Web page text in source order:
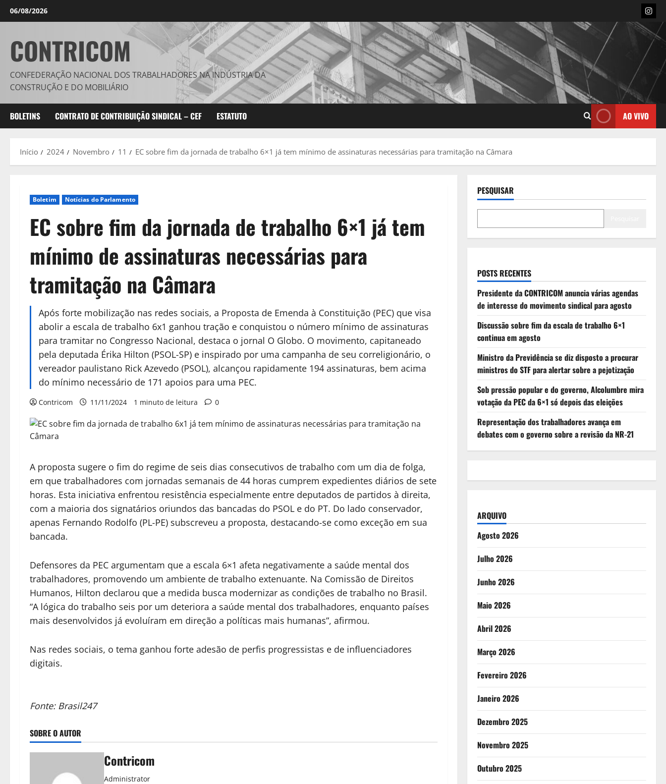
conteúdo
06/08/2026
CONTRICOM
CONFEDERAÇÃO NACIONAL DOS TRABALHADORES NA INDÚSTRIA DA
CONSTRUÇÃO E DO MOBILIÁRIO
BOLETINS CONTRATO DE CONTRIBUIÇÃO SINDICAL – CEF ESTATUTO AO VIVO
Início 2024 Novembro 11 EC sobre fim da jornada de trabalho 6×1 já tem mínimo de assinaturas necessárias para tramitação na Câmara
Boletim Notícias do Parlamento
EC sobre fim da jornada de trabalho 6×1 já tem
mínimo de assinaturas necessárias para
tramitação na Câmara
Após forte mobilização nas redes sociais, a Proposta de Emenda à Constituição (PEC) que visa
abolir a escala de trabalho 6x1 ganhou tração e conquistou o número mínimo de assinaturas
para tramitar no Congresso Nacional, destaca o jornal O Globo. O movimento, capitaneado
pela deputada Érika Hilton (PSOL-SP) e inspirado por uma campanha de seu correligionário, o
vereador paulistano Rick Azevedo (PSOL), alcançou rapidamente 194 assinaturas, bem acima
do mínimo necessário de 171 apoios para uma PEC.
Contricom 11/11/2024 1 minuto de leitura 0
A proposta sugere o fim do regime de seis dias consecutivos de trabalho com um dia de folga,
em que trabalhadores com jornadas semanais de 44 horas cumprem expedientes diários de sete
horas. Esta iniciativa enfrentou resistência especialmente entre deputados de partidos à direita,
com a maioria dos signatários oriundos das bancadas do PSOL e do PT. Do lado conservador,
apenas Fernando Rodolfo (PL-PE) subscreveu a proposta, destacando-se como exceção em sua
bancada.
Defensores da PEC argumentam que a escala 6×1 afeta negativamente a saúde mental dos
trabalhadores, promovendo um ambiente de trabalho extenuante. Na Comissão de Direitos
Humanos, Hilton declarou que a medida busca modernizar as condições de trabalho no Brasil.
“A lógica do trabalho seis por um deteriora a saúde mental dos trabalhadores, enquanto países
mais desenvolvidos já evoluíram em direção a políticas mais humanas”, afirmou.
Nas redes sociais, o tema ganhou forte adesão de perfis progressistas e de influenciadores
digitais.
Fonte: Brasil247
SOBRE O AUTOR
Contricom
Administrator
PESQUISAR
POSTS RECENTES
Presidente da CONTRICOM anuncia várias agendas
de interesse do movimento sindical para agosto
Discussão sobre fim da escala de trabalho 6×1
continua em agosto
Ministro da Previdência se diz disposto a procurar
ministros do STF para alertar sobre a pejotização
Sob pressão popular e do governo, Alcolumbre mira
votação da PEC da 6×1 só depois das eleições
Representação dos trabalhadores avança em
debates com o governo sobre a revisão da NR-21
ARQUIVO
Agosto 2026
Julho 2026
Junho 2026
Maio 2026
Abril 2026
Março 2026
Fevereiro 2026
Janeiro 2026
Dezembro 2025
Novembro 2025
Outubro 2025